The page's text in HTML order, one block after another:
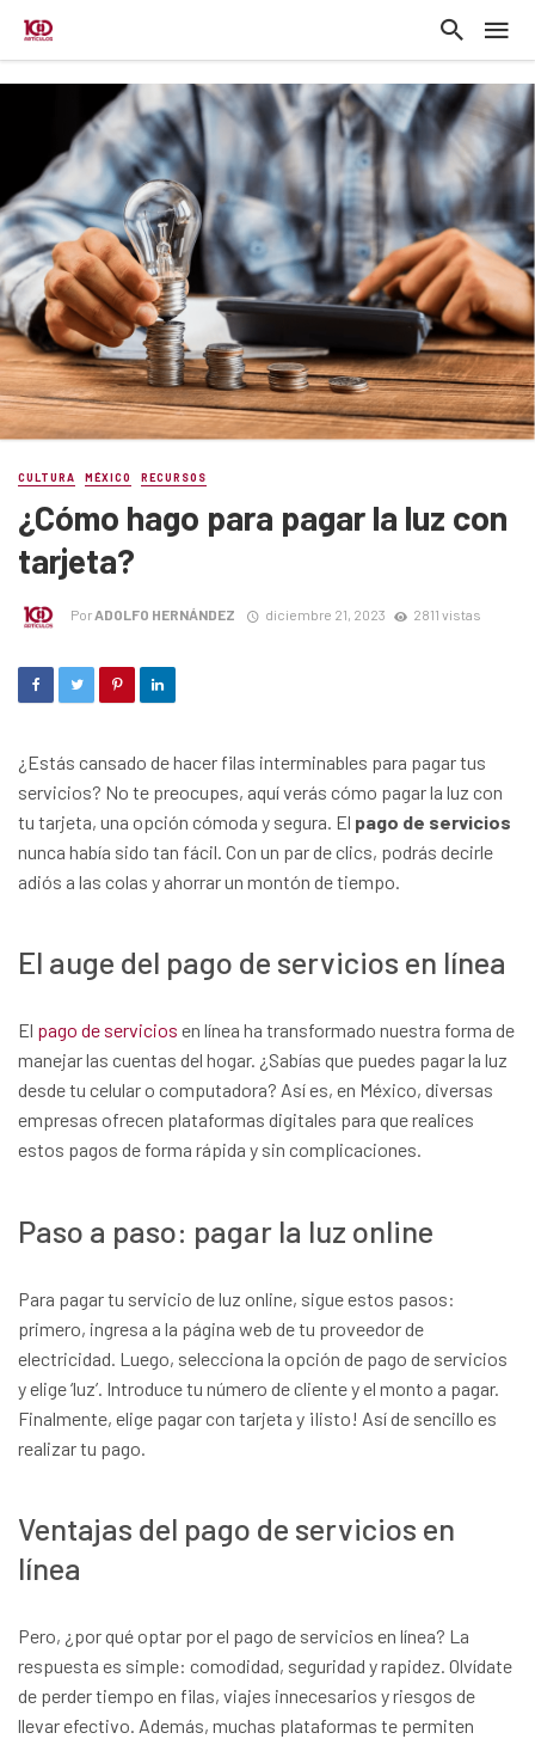
CULTURA MÉXICO RECURSOS
¿Cómo hago para pagar la luz con
tarjeta?
Por ADOLFO HERNÁNDEZ diciembre 21, 2023 2811 vistas
¿Estás cansado de hacer filas interminables para pagar tus
servicios? No te preocupes, aquí verás cómo pagar la luz con
tu tarjeta, una opción cómoda y segura. El pago de servicios
nunca había sido tan fácil. Con un par de clics, podrás decirle
adiós a las colas y ahorrar un montón de tiempo.
El auge del pago de servicios en línea
El pago de servicios en línea ha transformado nuestra forma de
manejar las cuentas del hogar. ¿Sabías que puedes pagar la luz
desde tu celular o computadora? Así es, en México, diversas
empresas ofrecen plataformas digitales para que realices
estos pagos de forma rápida y sin complicaciones.
Paso a paso: pagar la luz online
Para pagar tu servicio de luz online, sigue estos pasos:
primero, ingresa a la página web de tu proveedor de
electricidad. Luego, selecciona la opción de pago de servicios
y elige ‘luz’. Introduce tu número de cliente y el monto a pagar.
Finalmente, elige pagar con tarjeta y ¡listo! Así de sencillo es
realizar tu pago.
Ventajas del pago de servicios en
línea
Pero, ¿por qué optar por el pago de servicios en línea? La
respuesta es simple: comodidad, seguridad y rapidez. Olvídate
de perder tiempo en filas, viajes innecesarios y riesgos de
llevar efectivo. Además, muchas plataformas te permiten